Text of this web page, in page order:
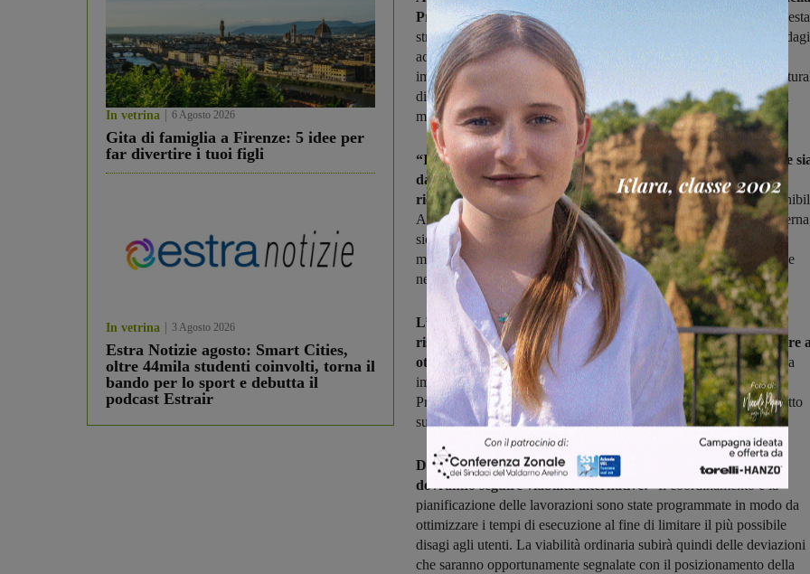
In vetrina 6 Agosto 2026
Gita di famiglia a Firenze: 5 idee per
far divertire i tuoi figli
In vetrina 3 Agosto 2026
Estra Notizie agosto: Smart Cities,
oltre 44mila studenti coinvolti, torna il
bando per lo sport e debutta il
podcast Estrair
Provincia di Arezzo:“Da molto tempo avevamo attenzionato questa
struttura ormai datato, viste le condizioni in cui versava e dopo
accurate, questa amministrazione ha deciso di investire una cifra
importante per il consolidamento della galleria con interventi
di messa in sicurezza e di risanamento. a tutela degli utenti, oltre a
migliorare la viabilità provinciale del Valdarno”.
“Il Costo dell’operazione è di 820mila euro, cifra che proviene
dal bilancio della Provincia, che attraverso un finanziamento
ricevuto dal Ministero
delle Infrastrutture e della Mobilità
Alla fine dei lavori – spiega Chiassai – avremo una struttura
sicura, illuminata dai più recenti e moderni dispositivi presenti nel
mercato. Saranno inoltre illuminati gli imbocchi, sia lato Faella che
nell’incrocio con la S. P. 5 nel lato di Castelfranco”.
L’avvio concreto dei lavori è slittato in avanti di alcuni mesi
rispetto alla previsione iniziale, che era di partire con il cantiere
ottobre:“Si è avuta una vicenda di ricorsi al T. A. R. presentati da
imprese che hanno fatto perdere molti mesi – ha commentato la
Presidente della Provincia – bloccando i lavori che erano già di fatto
sul punto di partire”.
Disagi sono previsti in questi quattro mesi per i cittadini, che
dovranno seguire viabilità alternative:“Il coordinamento e la
pianificazione delle lavorazioni sono state programmate in modo da
ottimizzare i tempi di esecuzione al fine di limitare il più possibile
disagi agli utenti. La viabilità ordinaria subirà quindi delle deviazioni
che saranno opportunamente segnalate con il posizionamento della